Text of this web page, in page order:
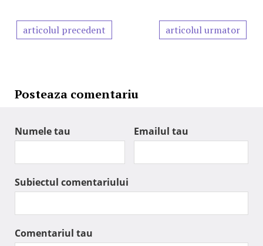
articolul precedent articolul urmator
Posteaza comentariu
Numele tau Emailul tau
Subiectul comentariului
Comentariul tau